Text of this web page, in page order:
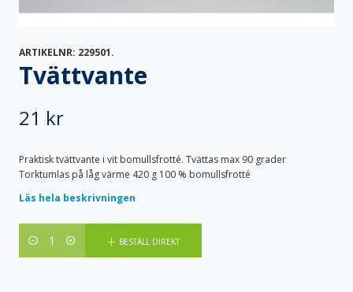
Vård & Omsorg
Bodystocking & pyjamas
Lakansskydd & draglakan
ARTIKELNR: 229501.
Tvättvante
21 kr
Praktisk tvättvante i vit bomullsfrotté. Tvättas max 90 grader
Torktumlas på låg värme 420 g 100 % bomullsfrotté
Läs hela beskrivningen
BESTÄLL DIREKT